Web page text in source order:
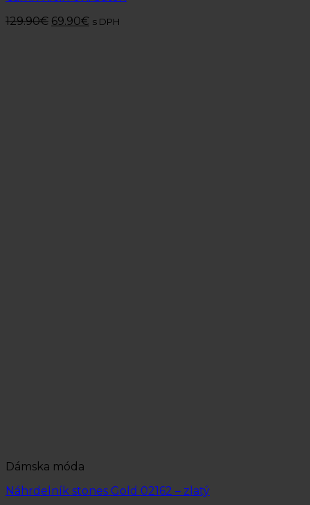
129.90€ 69.90€ s DPH
Dámska móda
Náhrdelník stones Gold 02162 – zlatý